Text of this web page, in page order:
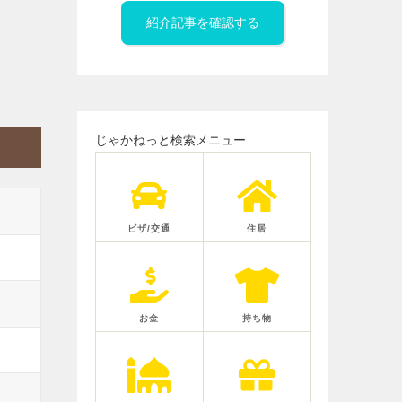
紹介記事を確認する
じゃかねっと検索メニュー
ビザ/交通 住居
お金 持ち物